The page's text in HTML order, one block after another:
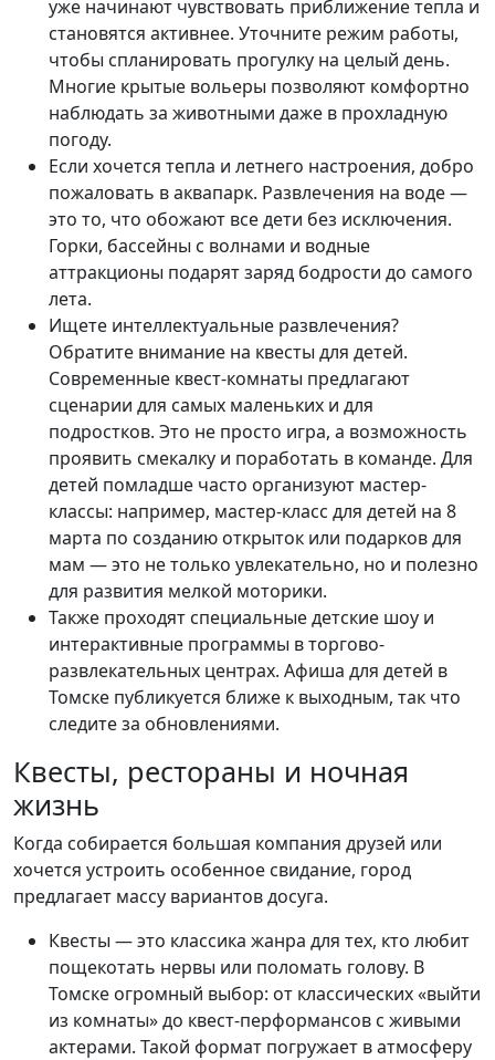
уже начинают чувствовать приближение тепла и
становятся активнее. Уточните режим работы,
чтобы спланировать прогулку на целый день.
Многие крытые вольеры позволяют комфортно
наблюдать за животными даже в прохладную
погоду.
Если хочется тепла и летнего настроения, добро
пожаловать в аквапарк. Развлечения на воде —
это то, что обожают все дети без исключения.
Горки, бассейны с волнами и водные
аттракционы подарят заряд бодрости до самого
лета.
Ищете интеллектуальные развлечения?
Обратите внимание на квесты для детей.
Современные квест-комнаты предлагают
сценарии для самых маленьких и для
подростков. Это не просто игра, а возможность
проявить смекалку и поработать в команде. Для
детей помладше часто организуют мастер-
классы: например, мастер-класс для детей на 8
марта по созданию открыток или подарков для
мам — это не только увлекательно, но и полезно
для развития мелкой моторики.
Также проходят специальные детские шоу и
интерактивные программы в торгово-
развлекательных центрах. Афиша для детей в
Томске публикуется ближе к выходным, так что
следите за обновлениями.
Квесты, рестораны и ночная
жизнь
Когда собирается большая компания друзей или
хочется устроить особенное свидание, город
предлагает массу вариантов досуга.
Квесты — это классика жанра для тех, кто любит
пощекотать нервы или поломать голову. В
Томске огромный выбор: от классических «выйти
из комнаты» до квест-перформансов с живыми
актерами. Такой формат погружает в атмосферу